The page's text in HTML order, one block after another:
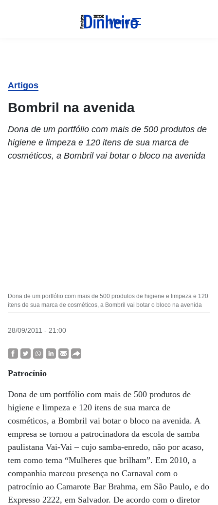
Menu
Artigos
Bombril na avenida
Dona de um portfólio com mais de 500 produtos de
higiene e limpeza e 120 itens de sua marca de
cosméticos, a Bombril vai botar o bloco na avenida
Dona de um portfólio com mais de 500 produtos de higiene e limpeza e 120
itens de sua marca de cosméticos, a Bombril vai botar o bloco na avenida
28/09/2011 - 21:00
Patrocínio
Dona de um portfólio com mais de 500 produtos de
higiene e limpeza e 120 itens de sua marca de
cosméticos, a Bombril vai botar o bloco na avenida. A
empresa se tornou a patrocinadora da escola de samba
paulistana Vai-Vai – cujo samba-enredo, não por acaso,
tem como tema “Mulheres que brilham”. Em 2010, a
companhia marcou presença no Carnaval com o
patrocínio ao Camarote Bar Brahma, em São Paulo, e do
Expresso 2222, em Salvador. De acordo com o diretor